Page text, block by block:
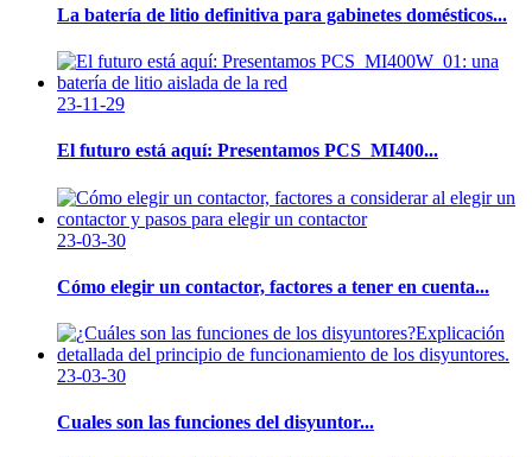
La batería de litio definitiva para gabinetes domésticos...
23-11-29
El futuro está aquí: Presentamos PCS_MI400...
23-03-30
Cómo elegir un contactor, factores a tener en cuenta...
23-03-30
Cuales son las funciones del disyuntor...